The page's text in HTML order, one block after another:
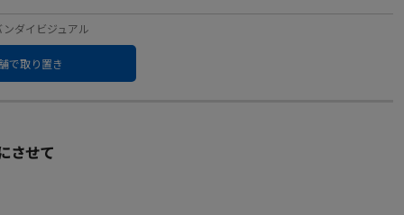
ダイビジュアル
で取り置き
させて